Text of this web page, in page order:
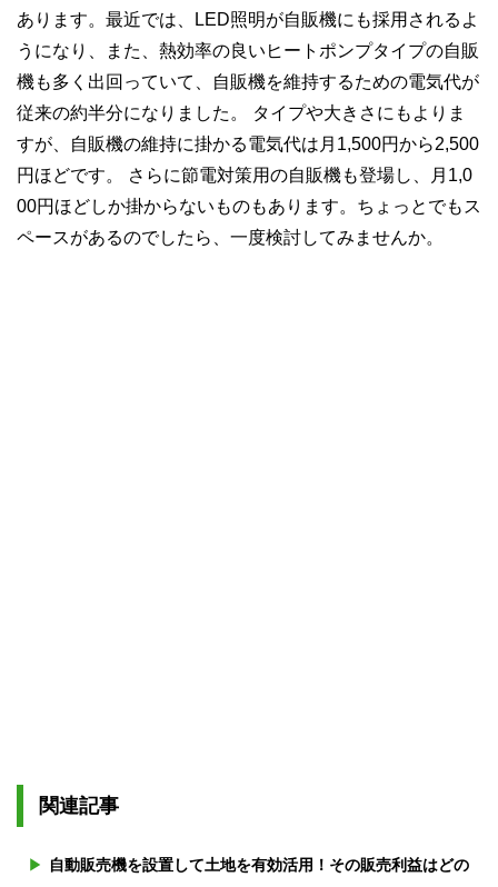
あります。最近では、LED照明が自販機にも採用されるよ
うになり、また、熱効率の良いヒートポンプタイプの自販
機も多く出回っていて、自販機を維持するための電気代が
従来の約半分になりました。 タイプや大きさにもよりま
すが、自販機の維持に掛かる電気代は月1,500円から2,500
円ほどです。 さらに節電対策用の自販機も登場し、月1,0
00円ほどしか掛からないものもあります。ちょっとでもス
ペースがあるのでしたら、一度検討してみませんか。
関連記事
自動販売機を設置して土地を有効活用！その販売利益はどの